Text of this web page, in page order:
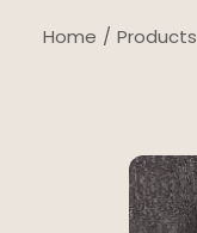
Home Products